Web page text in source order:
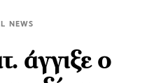
NEWS
άγγιξε ο